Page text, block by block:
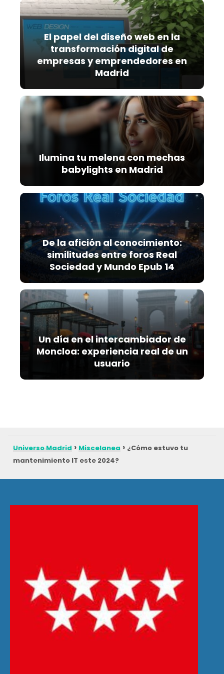
El papel del diseño web en la
transformación digital de
empresas y emprendedores en
Madrid
Ilumina tu melena con mechas
babylights en Madrid
De la afición al conocimiento:
similitudes entre foros Real
Sociedad y Mundo Epub 14
Un día en el intercambiador de
Moncloa: experiencia real de un
usuario
Universo Madrid Miscelanea
¿Cómo estuvo tu
mantenimiento IT este 2024?